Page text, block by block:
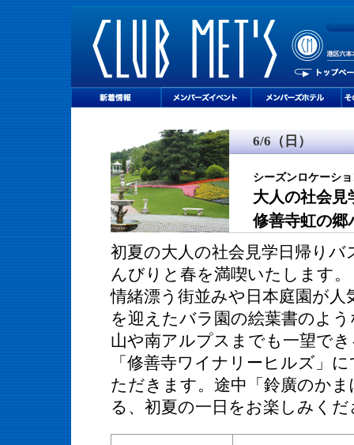
6/6（日）
シーズンロケーシ
大人の社会
修善寺虹の郷
初夏の大人の社会見学日帰り
んびりと春を満喫いたします
情緒漂う街並みや日本庭園が
を迎えたバラ園の絵葉書のよ
山や南アルプスまでも一望で
「修善寺ワイナリーヒルズ」
ただきます。途中「鈴廣のか
る、初夏の一日をお楽しみくだ